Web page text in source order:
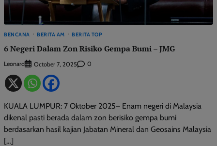
BENCANA BERITA AM BERITA TOP
6 Negeri Dalam Zon Risiko Gempa Bumi – JMG
Leonard October 7, 2025 0
KUALA LUMPUR: 7 Oktober 2025– Enam negeri di Malaysia
dikenal pasti berada dalam zon berisiko gempa bumi
berdasarkan hasil kajian Jabatan Mineral dan Geosains Malaysia
[…]